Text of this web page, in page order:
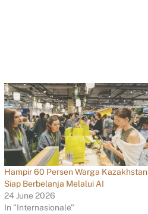
Hampir 60 Persen Warga Kazakhstan
Siap Berbelanja Melalui AI
24 June 2026
In "Internasionale"